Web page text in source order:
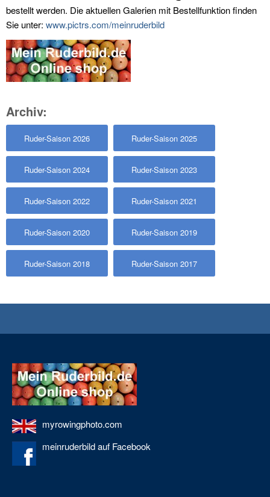
bestellt werden. Die aktuellen Galerien mit Bestellfunktion finden
Sie unter: www.pictrs.com/meinruderbild
Archiv:
Ruder-Saison 2026 Ruder-Saison 2025
Ruder-Saison 2024 Ruder-Saison 2023
Ruder-Saison 2022 Ruder-Saison 2021
Ruder-Saison 2020 Ruder-Saison 2019
Ruder-Saison 2018 Ruder-Saison 2017
myrowingphoto.com
meinruderbild auf Facebook